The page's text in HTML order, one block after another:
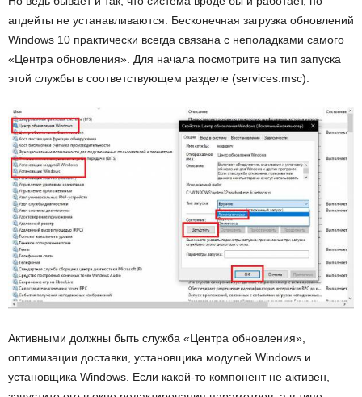
апдейты не устанавливаются. Бесконечная загрузка обновлений
Windows 10 практически всегда связана с неполадками самого
«Центра обновления». Для начала посмотрите на тип запуска
этой службы в соответствующем разделе (services.msc).
Активными должны быть служба «Центра обновления»,
оптимизации доставки, установщика модулей Windows и
установщика Windows. Если какой-то компонент не активен,